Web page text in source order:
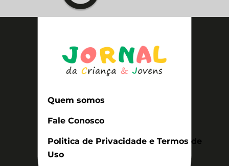
Quem somos
Fale Conosco
Politica de Privacidade e Termos de
Uso